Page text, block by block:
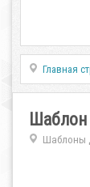
Главная
Шаблон
Шаблоны